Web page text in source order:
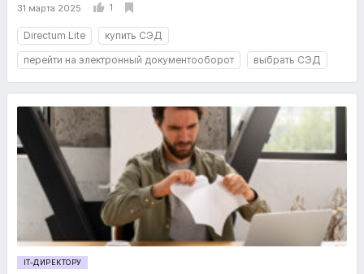
31 марта 2025 1
Directum Lite
купить СЭД
перейти на электронный документооборот
выбрать СЭД
IT-ДИРЕКТОРУ